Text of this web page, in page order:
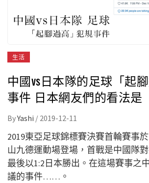
生活
中國vs日本隊的足球「起
事件 日本網友們的看法是
ByYashi / 2019-12-11
2019東亞足球錦標賽決賽首輪賽事
山九德運動場登場，首戰是中國隊
最後以1:2日本勝出。在這場賽事之
議的事件……。